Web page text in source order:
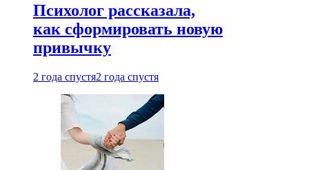
Психолог рассказала,
как сформировать новую
привычку
2 года спустя2 года спустя